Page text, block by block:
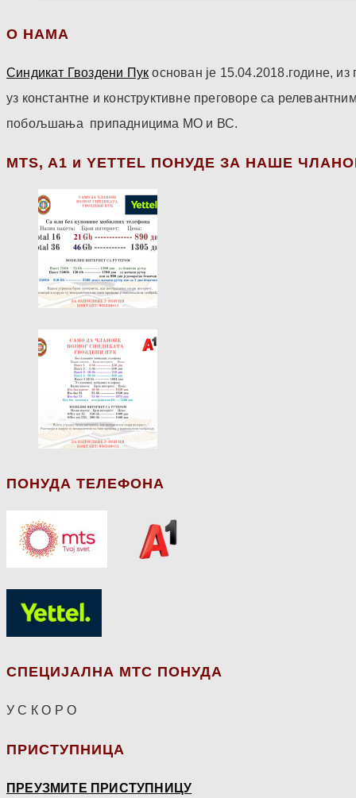
О НАМА
Синдикат Гвоздени Пук основан је 15.04.2018.године,
уз константне и конструктивне преговоре са
побољшања припадницима МО и ВС.
МТS, A1 и YETTEL ПОНУДЕ ЗА НАШЕ
ПОНУДА ТЕЛЕФОНА
СПЕЦИЈАЛНА МТС ПОНУДА
У С К О Р О
ПРИСТУПНИЦА
ПРЕУЗМИТЕ ПРИСТУПНИЦУ